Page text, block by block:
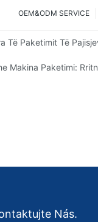
OEM&ODM SERVICE
Të Paketimit Të
Makina Paketimi:
Nás.